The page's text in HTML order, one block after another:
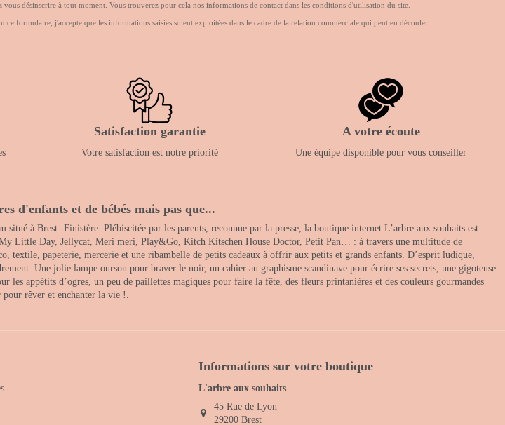
vous désinscrire à tout moment. Vous trouverez pour cela nos informations de contact dans les conditions d'utilisation du site.
ce formulaire, j'accepte que les informations saisies soient exploitées dans le cadre de la relation commerciale qui peut en découler.
Satisfaction garantie
Votre satisfaction est notre priorité
A votre écoute
Une équipe disponible pour vous conseiller
d'enfants et de bébés mais pas que...
à Brest -Finistère. Plébiscitée par les parents, reconnue par la presse, la boutique internet L’arbre aux souhaits est
Little Day, Jellycat, Meri meri, Play&Go, Kitch Kitschen House Doctor, Petit Pan… : à travers une multitude de
textile, papeterie, mercerie et une ribambelle de petits cadeaux à offrir aux petits et grands enfants. D’esprit ludique,
Une jolie lampe ourson pour braver le noir, un cahier au graphisme scandinave pour écrire ses secrets, une gigoteuse
les appétits d’ogres, un peu de paillettes magiques pour faire la fête, des fleurs printanières et des couleurs gourmandes
rêver et enchanter la vie !.
Informations sur votre boutique
L'arbre aux souhaits
45 Rue de Lyon
29200 Brest